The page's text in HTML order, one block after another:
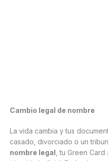
Cambio legal de nombre
La vida cambia y tus
casado, divorciado o un
nombre legal , tu Green